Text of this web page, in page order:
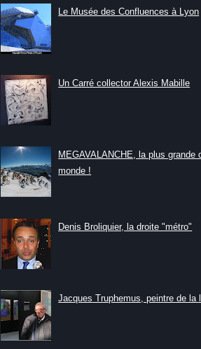
Le Musée des Confluences à Lyon
Un Carré collector Alexis Mabille
MEGAVALANCHE, la plus grande
monde !
Denis Broliquier, la droite "métro"
Jacques Truphemus, peintre de la